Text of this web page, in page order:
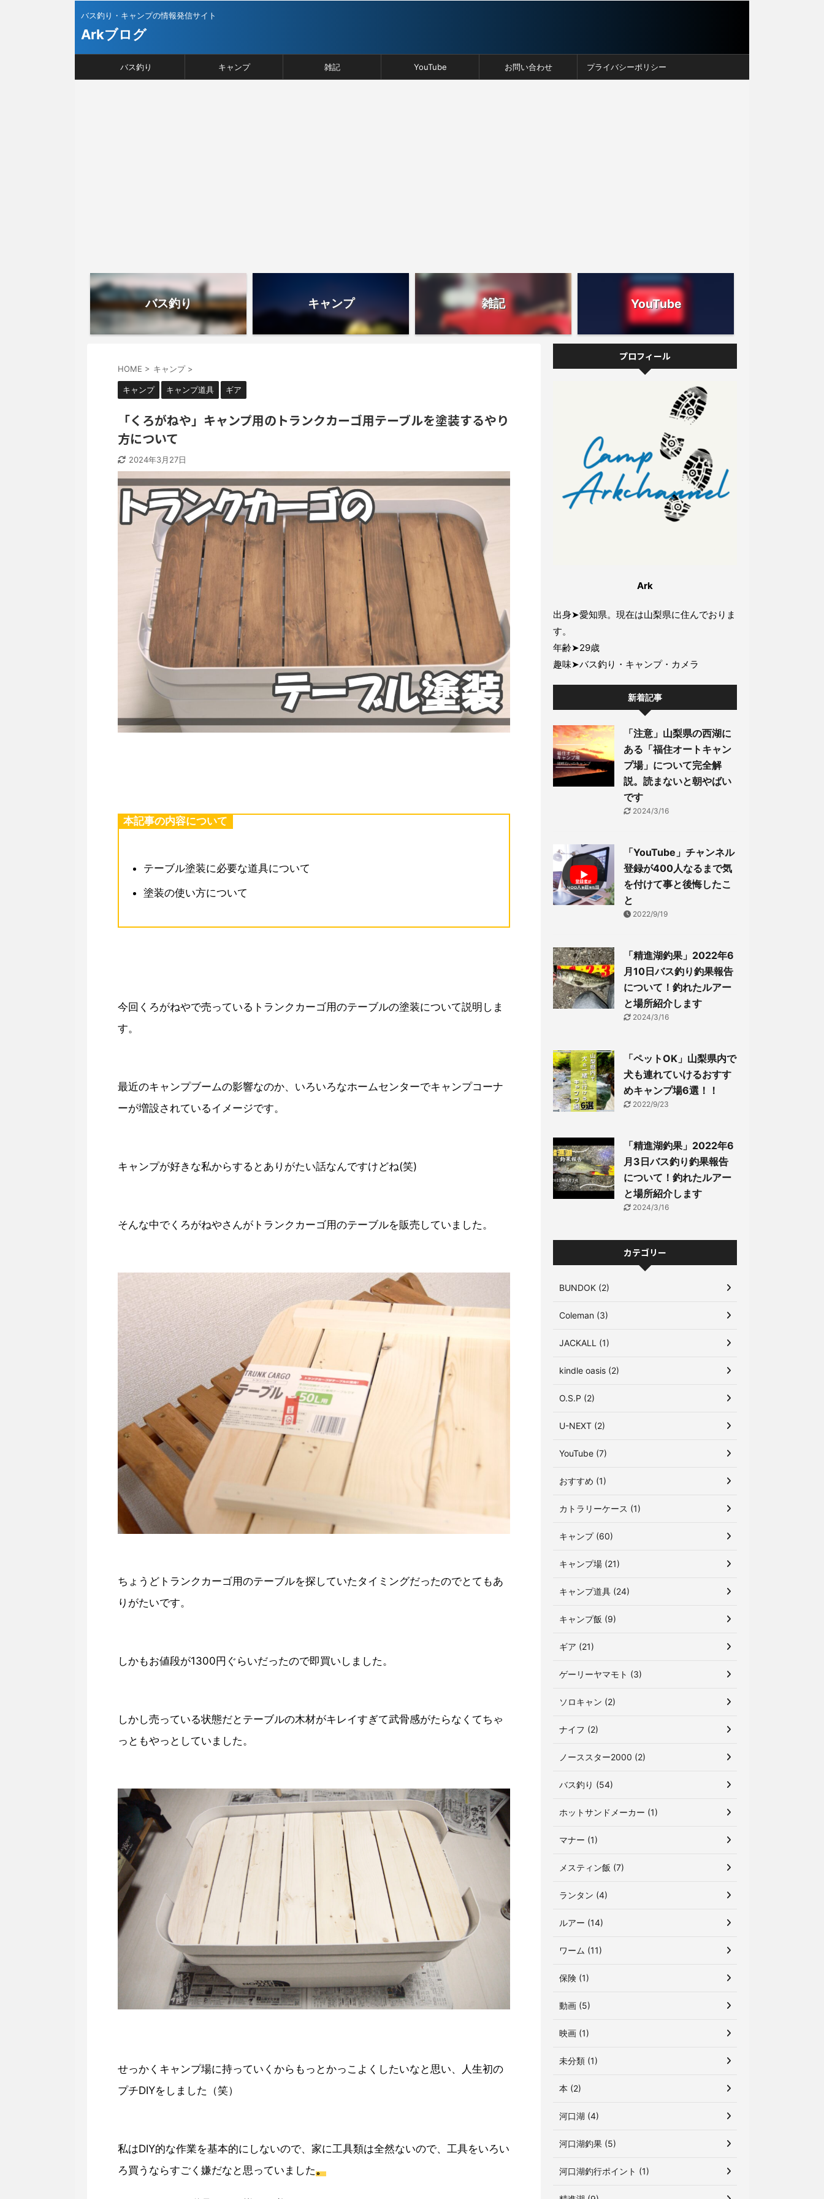
バス釣り・キャンプの情報発信サイト
Arkブログ
バス釣り キャンプ 雑記 YouTube お問い合わせ プライバシーポリシー
バス釣り キャンプ 雑記 YouTube
HOME > キャンプ >
キャンプ キャンプ道具 ギア
「くろがねや」キャンプ用のトランクカーゴ用テーブルを塗装するやり
方について
2024年3月27日
本記事の内容について
テーブル塗装に必要な道具について
塗装の使い方について
今回くろがねやで売っているトランクカーゴ用のテーブルの塗装について説明しま
す。
最近のキャンプブームの影響なのか、いろいろなホームセンターでキャンプコーナ
ーが増設されているイメージです。
キャンプが好きな私からするとありがたい話なんですけどね(笑)
そんな中でくろがねやさんがトランクカーゴ用のテーブルを販売していました。
ちょうどトランクカーゴ用のテーブルを探していたタイミングだったのでとてもあ
りがたいです。
しかもお値段が1300円ぐらいだったので即買いしました。
しかし売っている状態だとテーブルの木材がキレイすぎて武骨感がたらなくてちゃ
っともやっとしていました。
せっかくキャンプ場に持っていくからもっとかっこよくしたいなと思い、人生初の
プチDIYをしました（笑）
私はDIY的な作業を基本的にしないので、家に工具類は全然ないので、工具をいろい
ろ買うならすごく嫌だなと思っていました。
プロフィール
Ark
出身➤愛知県。現在は山梨県に住んでおりま
す。
年齢➤29歳
趣味➤バス釣り・キャンプ・カメラ
新着記事
「注意」山梨県の西湖に
ある「福住オートキャン
プ場」について完全解
説。読まないと朝やばい
です
2024/3/16
「YouTube」チャンネル
登録が400人なるまで気
を付けて事と後悔したこ
と
2022/9/19
「精進湖釣果」2022年6
月10日バス釣り釣果報告
について！釣れたルアー
と場所紹介します
2024/3/16
「ペットOK」山梨県内で
犬も連れていけるおすす
めキャンプ場6選！！
2022/9/23
「精進湖釣果」2022年6
月3日バス釣り釣果報告
について！釣れたルアー
と場所紹介します
2024/3/16
カテゴリー
BUNDOK (2)
Coleman (3)
JACKALL (1)
kindle oasis (2)
O.S.P (2)
U-NEXT (2)
YouTube (7)
おすすめ (1)
カトラリーケース (1)
キャンプ (60)
キャンプ場 (21)
キャンプ道具 (24)
キャンプ飯 (9)
ギア (21)
ゲーリーヤマモト (3)
ソロキャン (2)
ナイフ (2)
ノーススター2000 (2)
バス釣り (54)
ホットサンドメーカー (1)
マナー (1)
メスティン飯 (7)
ランタン (4)
ルアー (14)
ワーム (11)
保険 (1)
動画 (5)
映画 (1)
未分類 (1)
本 (2)
河口湖 (4)
河口湖釣果 (5)
河口湖釣行ポイント (1)